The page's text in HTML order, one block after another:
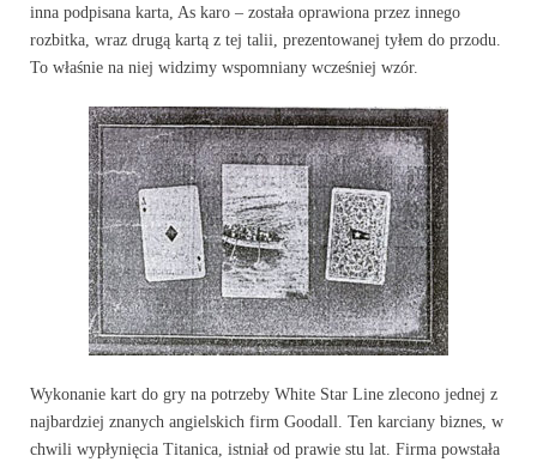
inna podpisana karta, As karo – została oprawiona przez innego
rozbitka, wraz drugą kartą z tej talii, prezentowanej tyłem do przodu.
To właśnie na niej widzimy wspomniany wcześniej wzór.
Wykonanie kart do gry na potrzeby White Star Line zlecono jednej z
najbardziej znanych angielskich firm Goodall. Ten karciany biznes, w
chwili wypłynięcia Titanica, istniał od prawie stu lat. Firma powstała